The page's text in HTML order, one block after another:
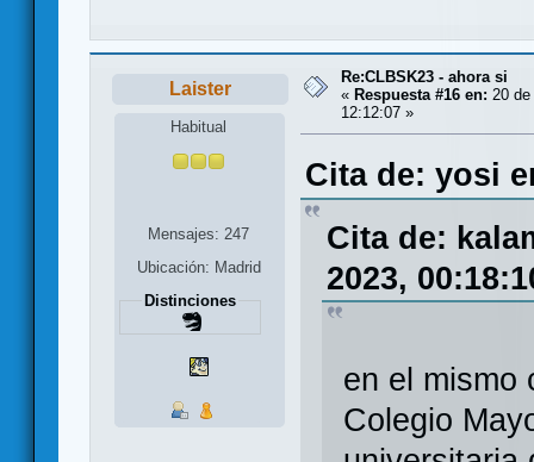
Laister
Habitual
Mensajes: 247
Ubicación: Madrid
Distinciones
Re:CLBSK23 - ahora si
« Respuesta #16 en: 20
12:12:07 »
Cita de: yosi
Cita de:
2023,
en el mismo
Colegio